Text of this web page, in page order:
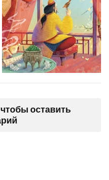
оставить